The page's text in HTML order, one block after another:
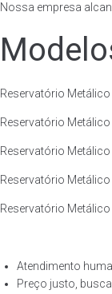
Nossa empresa
Reservatório
Reservatório
Reservatório
Reservatório
Reservatório
Atendimento
Preço justo,